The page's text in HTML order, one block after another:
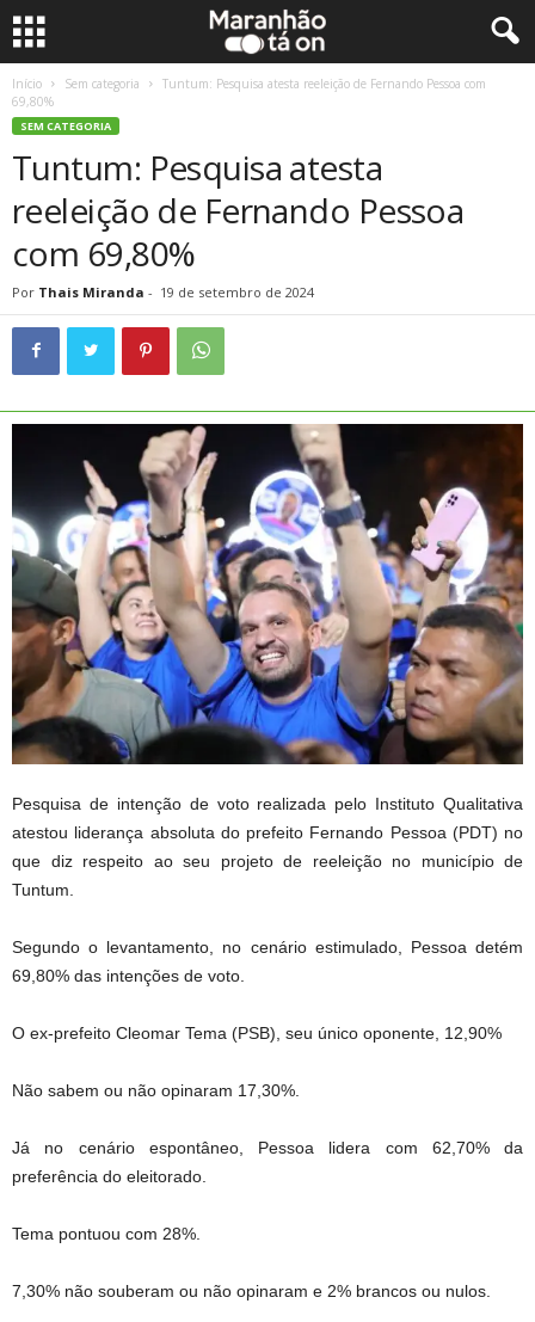
Início Sem categoria
Tuntum: Pesquisa atesta reeleição de Fernando Pessoa com
69,80%
SEM CATEGORIA
Tuntum: Pesquisa atesta
reeleição de Fernando Pessoa
com 69,80%
Por Thais Miranda - 19 de setembro de 2024
Pesquisa de intenção de voto realizada pelo Instituto Qualitativa
atestou liderança absoluta do prefeito Fernando Pessoa (PDT) no
que diz respeito ao seu projeto de reeleição no município de
Tuntum.
Segundo o levantamento, no cenário estimulado, Pessoa detém
69,80% das intenções de voto.
O ex-prefeito Cleomar Tema (PSB), seu único oponente, 12,90%
Não sabem ou não opinaram 17,30%.
Já no cenário espontâneo, Pessoa lidera com 62,70% da
preferência do eleitorado.
Tema pontuou com 28%.
7,30% não souberam ou não opinaram e 2% brancos ou nulos.